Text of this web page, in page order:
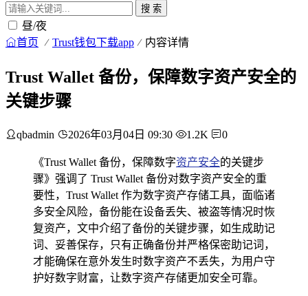
搜 索
昼/夜
首页 Trust钱包下载app 内容详情
Trust Wallet 备份，保障数字资产安全的
关键步骤
qbadmin 2026年03月04日 09:30 1.2K 0
《Trust Wallet 备份，保障数字资产安全的关键步
骤》强调了 Trust Wallet 备份对数字资产安全的重
要性，Trust Wallet 作为数字资产存储工具，面临诸
多安全风险，备份能在设备丢失、被盗等情况时恢
复资产，文中介绍了备份的关键步骤，如生成助记
词、妥善保存，只有正确备份并严格保密助记词，
才能确保在意外发生时数字资产不丢失，为用户守
护好数字财富，让数字资产存储更加安全可靠。